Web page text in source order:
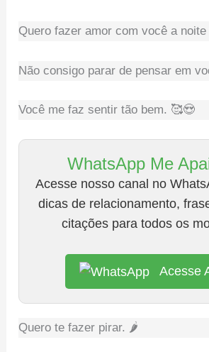
Quero fazer amor com você a noite
Não consigo parar de pensar em
Você me faz sentir tão bem. 🥰😍
WhatsApp Me
Acesse nosso canal no
dicas de relacionamento,
citações para todos os
Acesse
Quero te fazer pirar. 🌶